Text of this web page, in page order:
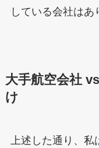
している会社はあ
大手航空会社
け
上述した通り、私